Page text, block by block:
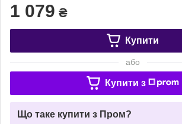
1 079 ₴
Купити
або
Купити з
Що таке купити з Пром?